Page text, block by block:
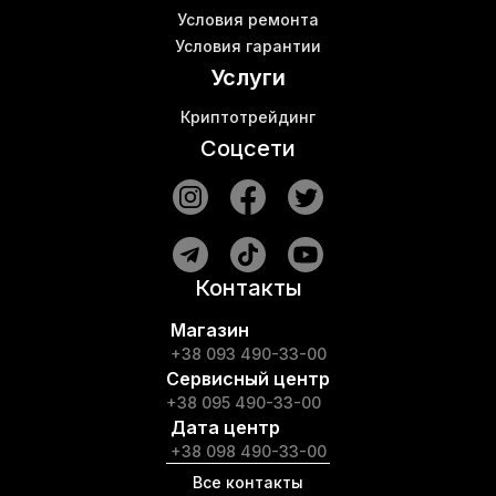
Условия ремонта
Условия гарантии
Услуги
Криптотрейдинг
Соцсети
Контакты
Магазин
+38 093 490-33-00
Сервисный центр
+38 095 490-33-00
Дата центр
+38 098 490-33-00
Все контакты